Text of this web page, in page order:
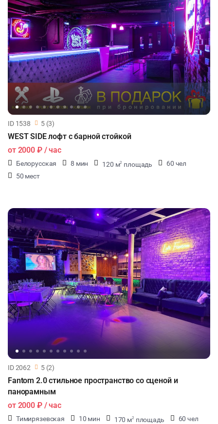
ID 1538 5 (3)
WEST SIDE лофт с барной стойкой
от 2000 ₽/ час
Белорусская 8 мин 120 м2 площадь
60 чел
50 мест
ID 2062 5 (2)
Fantom 2.0 стильное пространство со сценой и
панорамным
от 2000 ₽/ час
Тимирязевская 10 мин 170 м2 площадь
60 чел